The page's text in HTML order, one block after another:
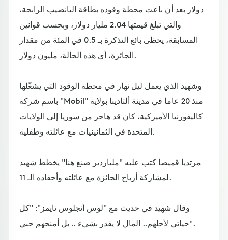
دولار بعد أن باعت محطة وقوده بطاقة اليانصيب الرابحة،
والتي تبلغ قيمتها 2.04 مليار دولار، وبحسب قوانين
المسابقة، يحظى بائع التذكرة بـ 0.5 في المئة من مقدار
الجائزة، أي هذه الحالة، مليون دولار.
وشهيد الذي يعمل ليل نهار في محطة الوقود التي يشغّلها
باسم شركة "Mobil" منذ 20 عاما في مدينة ألتادينا بولاية
كاليفورنيا الأميركية، كان قد هاجر من سوريا إلى الولايات
المتحدة في الثمانينيات مع عائلته وطفليه.
مرتديا قميصا كتب عليه "ملياردير صنع هنا" يخطط شهيد
لمشاركة أرباح الجائزة مع عائلته وأحفاده الـ 11.
وقال شهيد في حديث مع "لوس أنجلوس تايمز": "كل
حياتي لأجلهم.. المال لا يقدر بشيء .. بل أمنحهم حبي".